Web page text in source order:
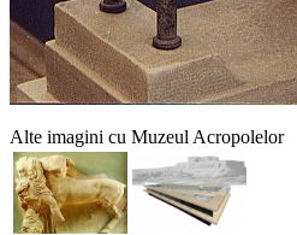
Alte imagini cu Muzeul Acropolelor